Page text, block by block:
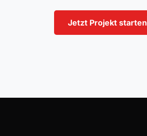
Jetzt Projekt starten